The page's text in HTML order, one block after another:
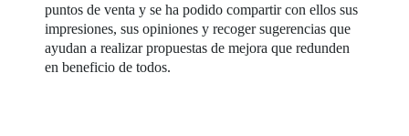
puntos de venta y se ha podido compartir con ellos sus
impresiones, sus opiniones y recoger sugerencias que
ayudan a realizar propuestas de mejora que redunden
en beneficio de todos.